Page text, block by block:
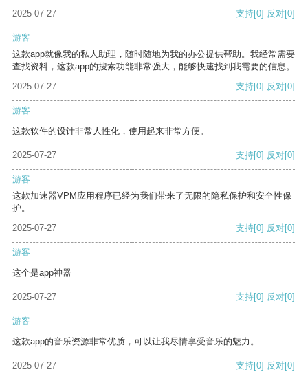
2025-07-27
支持[0] 反对[0]
游客
这款app就像我的私人助理，随时随地为我的办公提供帮助。我经常需要
查找资料，这款app的搜索功能非常强大，能够快速找到我需要的信息。
2025-07-27
支持[0] 反对[0]
游客
这款软件的设计非常人性化，使用起来非常方便。
2025-07-27 支持[0] 反对[0]
游客
这款加速器VPM应用程序已经为我们带来了无限的隐私保护和安全性保
护。
2025-07-27
支持[0] 反对[0]
游客
这个是app神器
2025-07-27 支持[0] 反对[0]
游客
这款app的音乐资源非常优质，可以让我尽情享受音乐的魅力。
2025-07-27 支持[0] 反对[0]